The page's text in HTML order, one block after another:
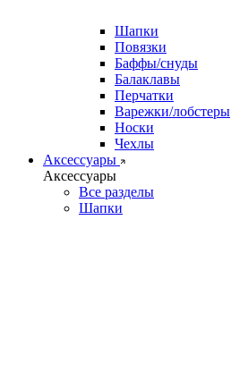
Шапки
Повязки
Баффы/снуды
Балаклавы
Перчатки
Варежки/лобстеры
Носки
Чехлы
Аксессуары
Аксессуары
Все разделы
Шапки